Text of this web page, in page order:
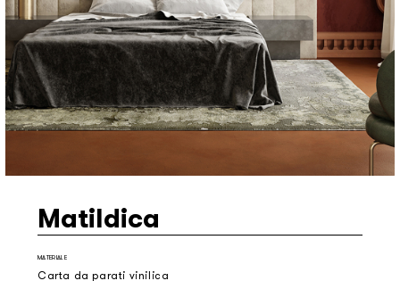
Matildica
MATERIALE
Carta da parati vinilica